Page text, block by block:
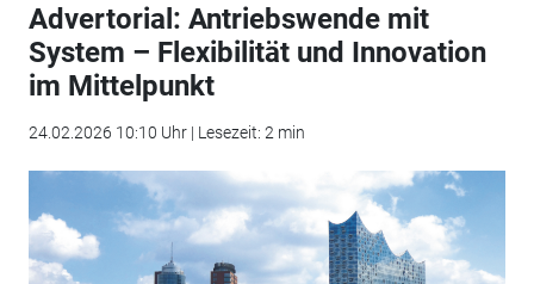
Advertorial: Antriebswende mit
System – Flexibilität und Innovation
im Mittelpunkt
24.02.2026 10:10 Uhr | Lesezeit: 2 min